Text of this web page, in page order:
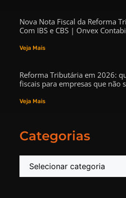
Nova Nota Fiscal da Reforma
Com IBS e CBS | Onvex
Veja Mais
Reforma Tributária em 2026:
fiscais para empresas que não
Veja Mais
Categorias